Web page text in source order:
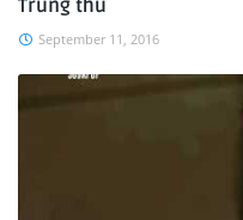
Trung thu
September 11, 2016